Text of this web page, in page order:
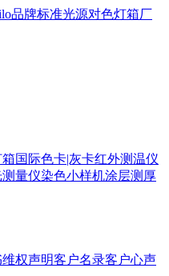
国际色卡|灰卡红外测温仪
量仪染色小样机涂层测厚
维权声明客户名录客户心声